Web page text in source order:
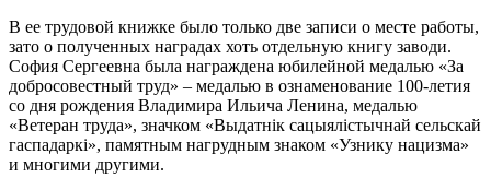
В ее трудовой книжке было только две записи о месте работы,
зато о полученных наградах хоть отдельную книгу заводи.
София Сергеевна была награждена юбилейной медалью «За
добросовестный труд» – медалью в ознаменование 100-летия
со дня рождения Владимира Ильича Ленина, медалью
«Ветеран труда», значком «Выдатнік сацыялістычнай сельскай
гаспадаркі», памятным нагрудным знаком «Узнику нацизма»
и многими другими.